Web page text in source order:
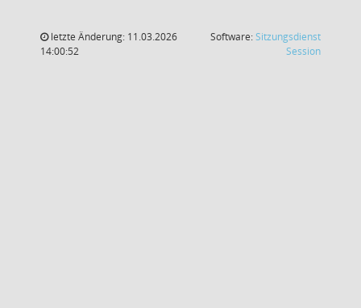
letzte Änderung: 11.03.2026
14:00:52
Software:Sitzungsdienst
Session(Wird in